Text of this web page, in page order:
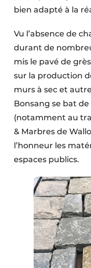
bien adapté à la
Vu l’absence de
durant de
mis le pavé de
sur la production
murs à sec et
Bonsang se bat
(notamment au
& Marbres de
l’honneur les
espaces publics.